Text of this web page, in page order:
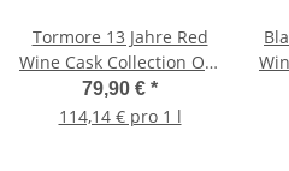
Tormore 13 Jahre Red
Wine Cask Collection Old
Particular 48,4% 0,7l
79,90 € *
114,14 € pro 1 l